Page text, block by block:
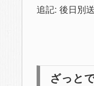
追記: 後日別
ざっと